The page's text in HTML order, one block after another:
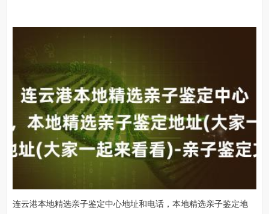
连云港本地精选亲子鉴定中心地址和电话，本地精选亲子鉴定地